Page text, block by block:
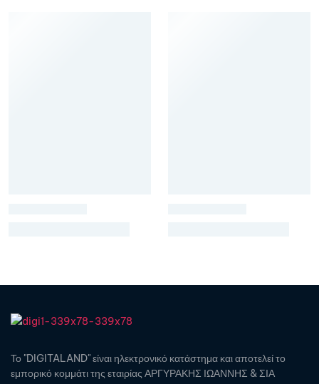
Το "DIGITALAND" είναι ηλεκτρονικό κατάστημα και αποτελεί το
εμπορικό κομμάτι της εταιρίας ΑΡΓΥΡΑΚΗΣ ΙΩΑΝΝΗΣ & ΣΙΑ